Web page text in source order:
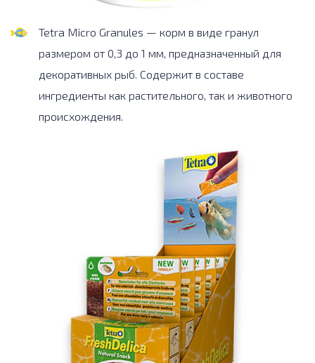
Tetra Micro Granules — корм в виде гранул
размером от 0,3 до 1 мм, предназначенный для
декоративных рыб. Содержит в составе
ингредиенты как растительного, так и животного
происхождения.